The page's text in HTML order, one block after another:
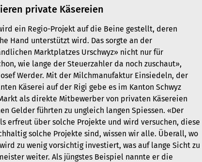
private Käsereien
ein Regio-Projekt auf die Beine gestellt, deren
Hand unterstützt wird. Das sorgte an der
Marktplatzes Urschwyz» nicht nur für
wie lange der Steuerzahler da noch zuschaut»,
Werder. Mit der Milchmanufaktur Einsiedeln, der
Käserei auf der Rigi gebe es im Kanton Schwyz
als direkte Mitbewerber von privaten Käsereien
Gelder führten zu ungleich langen Spiessen. «Der
erfreut über solche Projekte und wird versuchen, diese
solche Projekte sind, wissen wir alle. Überall, wo
zu wenig vorsichtig investiert, was auf lange Sicht zu
weiter. Als jüngstes Beispiel nannte er die